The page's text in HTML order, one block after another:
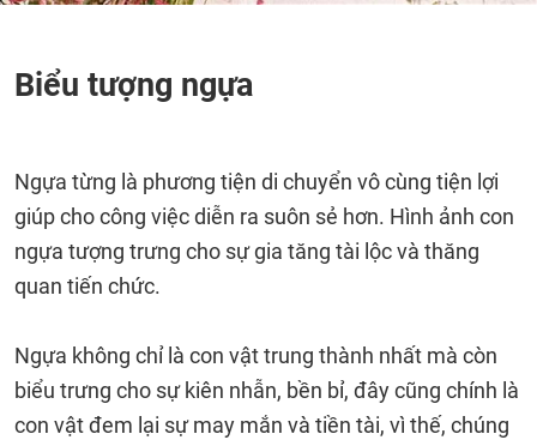
Biểu tượng ngựa
Ngựa từng là phương tiện di chuyển vô cùng tiện lợi
giúp cho công việc diễn ra suôn sẻ hơn. Hình ảnh con
ngựa tượng trưng cho sự gia tăng tài lộc và thăng
quan tiến chức.
Ngựa không chỉ là con vật trung thành nhất mà còn
biểu trưng cho sự kiên nhẫn, bền bỉ, đây cũng chính là
con vật đem lại sự may mắn và tiền tài, vì thế, chúng